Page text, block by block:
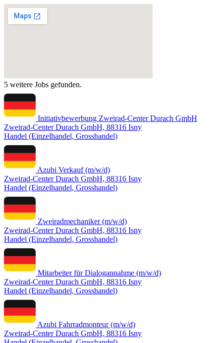
5 weitere Jobs gefunden.
Initiativbewerbung Zweirad-Center Durach GmbH
Zweirad-Center Durach GmbH, 88316 Isny
Handel (Einzelhandel, Grosshandel)
Azubi Verkauf (m/w/d)
Zweirad-Center Durach GmbH, 88316 Isny
Handel (Einzelhandel, Grosshandel)
Zweiradmechaniker (m/w/d)
Zweirad-Center Durach GmbH, 88316 Isny
Handel (Einzelhandel, Grosshandel)
Mitarbeiter für Dialogannahme (m/w/d)
Zweirad-Center Durach GmbH, 88316 Isny
Handel (Einzelhandel, Grosshandel)
Azubi Fahrradmonteur (m/w/d)
Zweirad-Center Durach GmbH, 88316 Isny